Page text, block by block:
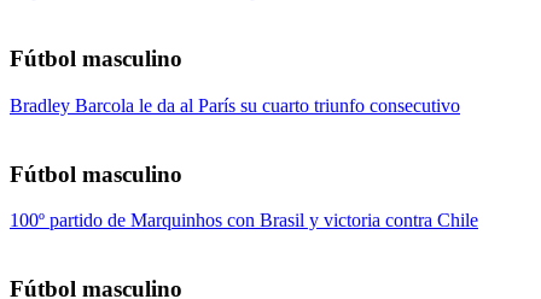
Fútbol masculino
Bradley Barcola le da al París su cuarto triunfo consecutivo
Fútbol masculino
100º partido de Marquinhos con Brasil y victoria contra Chile
Fútbol masculino